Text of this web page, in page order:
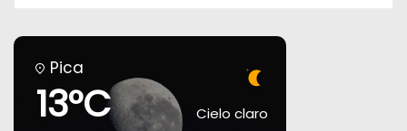
Pica
13°C Cielo claro